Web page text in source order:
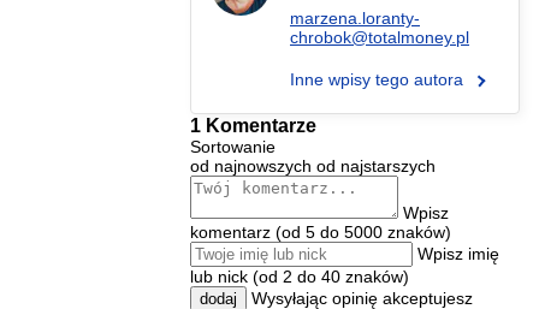
marzena.loranty-
chrobok@totalmoney.pl
Inne wpisy tego autora
1 Komentarze
Sortowanie
od najnowszych od najstarszych
Wpisz
komentarz (od 5 do 5000 znaków)
Wpisz imię
lub nick (od 2 do 40 znaków)
dodaj
Wysyłając opinię akceptujesz